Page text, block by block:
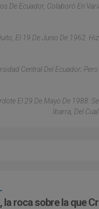
De Ecuador, Colaboró En
El 19 De Junio De 1962.
Central Del Ecuador;
El 29 De Mayo De 1988.
Ibarra, Del
la roca sobre la que